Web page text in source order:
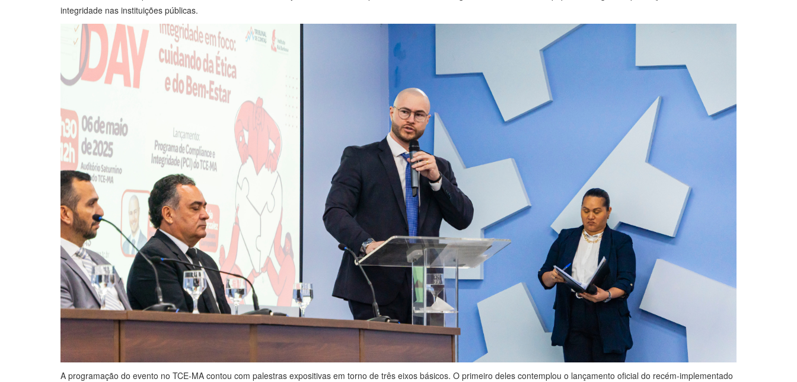
integridade nas instituições públicas.
A programação do evento no TCE-MA contou com palestras expositivas em torno de três eixos básicos. O primeiro deles contemplou o lançamento oficial do recém-implementado